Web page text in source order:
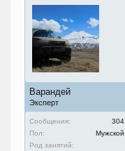
Варандей
Эксперт
Сообщения:
304
Пол:
Мужской
Род занятий: